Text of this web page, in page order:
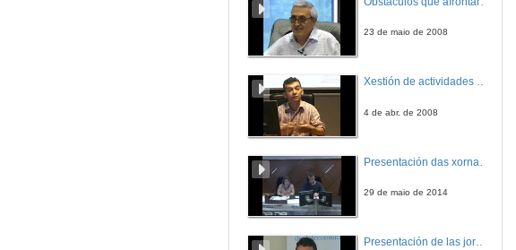
12 de mar. de 2018
23 de maio de 2008
Xestión de actividades na adaptación de materias ao EEES
4 de abr. de 2008
29 de maio de 2014
Presentación de las jornadas